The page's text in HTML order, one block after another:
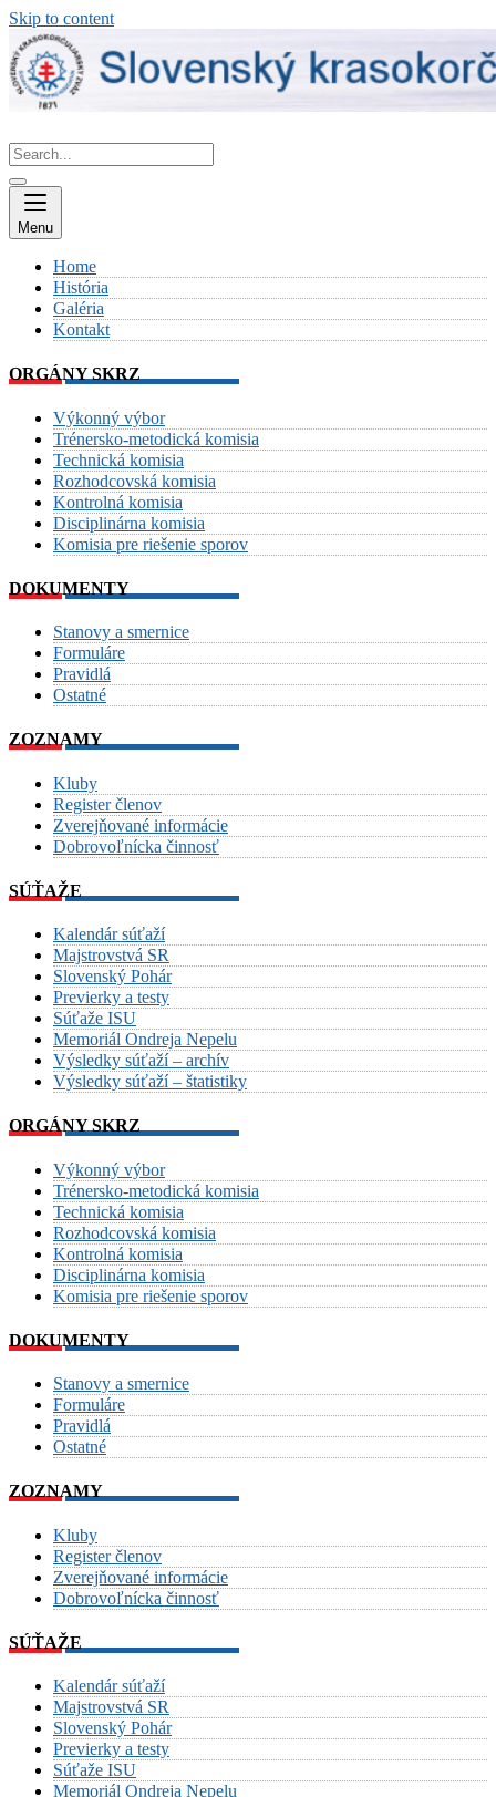
Skip to content
Menu
Home
História
Galéria
Kontakt
ORGÁNY SKRZ
Výkonný výbor
Trénersko-metodická komisia
Technická komisia
Rozhodcovská komisia
Kontrolná komisia
Disciplinárna komisia
Komisia pre riešenie sporov
DOKUMENTY
Stanovy a smernice
Formuláre
Pravidlá
Ostatné
ZOZNAMY
Kluby
Register členov
Zverejňované informácie
Dobrovoľnícka činnosť
SÚŤAŽE
Kalendár súťaží
Majstrovstvá SR
Slovenský Pohár
Previerky a testy
Súťaže ISU
Memoriál Ondreja Nepelu
Výsledky súťaží – archív
Výsledky súťaží – štatistiky
ORGÁNY SKRZ
Výkonný výbor
Trénersko-metodická komisia
Technická komisia
Rozhodcovská komisia
Kontrolná komisia
Disciplinárna komisia
Komisia pre riešenie sporov
DOKUMENTY
Stanovy a smernice
Formuláre
Pravidlá
Ostatné
ZOZNAMY
Kluby
Register členov
Zverejňované informácie
Dobrovoľnícka činnosť
SÚŤAŽE
Kalendár súťaží
Majstrovstvá SR
Slovenský Pohár
Previerky a testy
Súťaže ISU
Memoriál Ondreja Nepelu